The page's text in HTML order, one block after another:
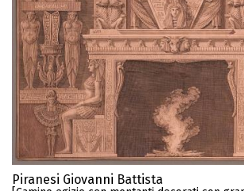
Piranesi Giovanni Battista